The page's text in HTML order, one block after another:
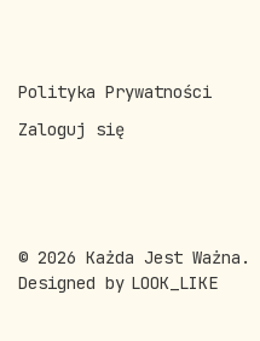
Polityka Prywatności
Zaloguj się
© 2026 Każda Jest Ważna.
Designed by LOOK_LIKE